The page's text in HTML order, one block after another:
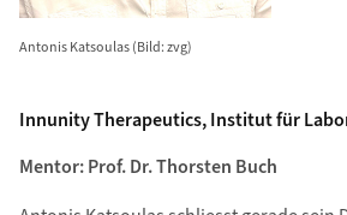
Antonis Katsoulas (Bild: zvg)
Innunity Therapeutics, Institut für
Mentor: Prof. Dr. Thorsten Buch